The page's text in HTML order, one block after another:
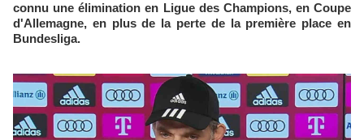
connu une élimination en Ligue des Champions, en Coupe
d'Allemagne, en plus de la perte de la première place en
Bundesliga.